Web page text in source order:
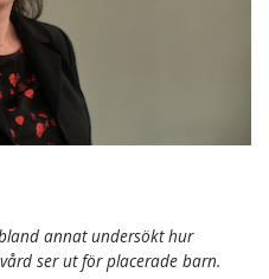
annat undersökt hur
ser ut för placerade barn.